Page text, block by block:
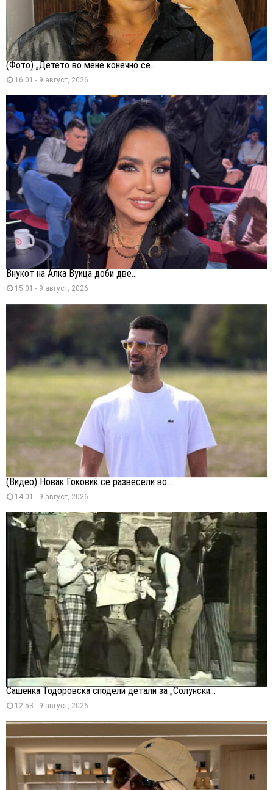
(Фото) „Детето во мене конечно се...
16:01 - 9 август, 2026
Внукот на Алка Вуица доби две...
15:01 - 9 август, 2026
(Видео) Новак Ѓоковиќ се развесели во...
14:01 - 9 август, 2026
Сашенка Тодоровска сподели детали за „Солунски...
12:53 - 9 август, 2026